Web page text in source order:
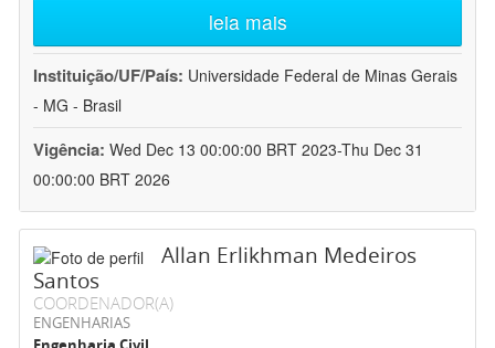
leia mais
Instituição/UF/País: Universidade Federal de Minas Gerais
- MG - Brasil
Vigência: Wed Dec 13 00:00:00 BRT 2023-Thu Dec 31
00:00:00 BRT 2026
Allan Erlikhman Medeiros
Santos
COORDENADOR(A)
ENGENHARIAS